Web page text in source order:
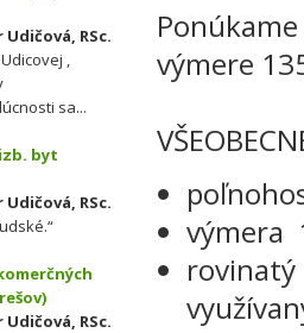
výmere
výmera
rovinatý
Udičová, RSc.
,
sa...
byt
Udičová, RSc.
Udičová, RSc.